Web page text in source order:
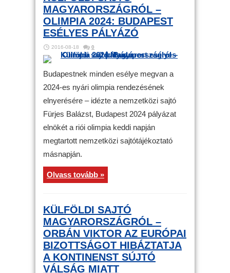
MAGYARORSZÁGRÓL –
OLIMPIA 2024: BUDAPEST
ESÉLYES PÁLYÁZÓ
2016-08-18 0
Budapestnek minden esélye megvan a
2024-es nyári olimpia rendezésének
elnyerésére – idézte a nemzetközi sajtó
Fürjes Balázst, Budapest 2024 pályázat
elnökét a riói olimpia keddi napján
megtartott nemzetközi sajtótájékoztató
másnapján.
Olvass tovább »
KÜLFÖLDI SAJTÓ
MAGYARORSZÁGRÓL –
ORBÁN VIKTOR AZ EURÓPAI
BIZOTTSÁGOT HIBÁZTATJA
A KONTINENST SÚJTÓ
VÁLSÁG MIATT